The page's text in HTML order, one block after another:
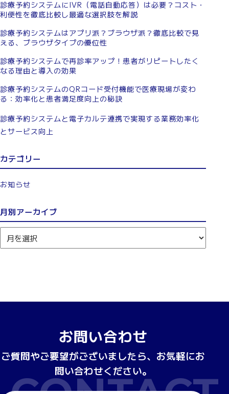
診療予約システムにIVR（電話自動応答）は必要？コスト・
利便性を徹底比較し最適な選択肢を解説
診療予約システムはアプリ派？ブラウザ派？徹底比較で見
える、ブラウザタイプの優位性
診療予約システムで再診率アップ！患者がリピートしたく
なる理由と導入の効果
診療予約システムのQRコード受付機能で医療現場が変わ
る：効率化と患者満足度向上の秘訣
診療予約システムと電子カルテ連携で実現する業務効率化
とサービス向上
カテゴリー
お知らせ
月別アーカイブ
お問い合わせ
ご質問やご要望がございましたら、お気軽にお
問い合わせください。